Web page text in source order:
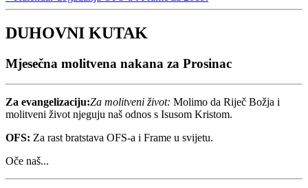
DUHOVNI KUTAK
Mjesečna molitvena nakana za Prosinac
Za evangelizaciju:Za molitveni život: Molimo da Riječ Božja i
molitveni život njeguju naš odnos s Isusom Kristom.
OFS: Za rast bratstava OFS-a i Frame u svijetu.
Oče naš...